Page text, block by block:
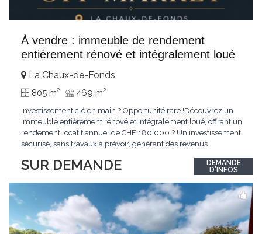
À vendre : immeuble de rendement
entièrement rénové et intégralement loué
SUR DEMANDE
La Chaux-de-Fonds
805 m2 469 m2
Investissement clé en main ? Opportunité rare !Découvrez un
immeuble entièrement rénové et intégralement loué, offrant un
rendement locatif annuel de CHF 180'000.?.Un investissement
sécurisé, sans travaux à prévoir, générant des revenus
d'informations ou recevoir le dossier.
DEMANDE
D'INFOS